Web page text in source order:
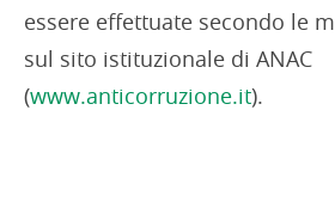
essere effettuate secondo le
sul sito istituzionale di ANAC
(www.anticorruzione.it).